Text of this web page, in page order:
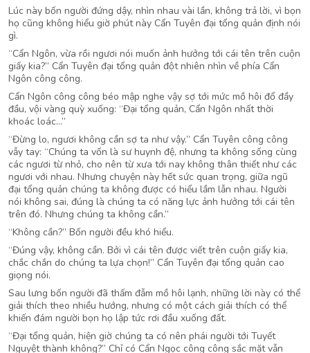
Lúc này bốn người đứng dậy, nhìn nhau vài lần, không trả lời, vì bọn
họ cũng không hiểu giờ phút này Cẩn Tuyên đại tổng quản định nói
gì.
“Cẩn Ngôn, vừa rồi ngươi nói muốn ảnh hưởng tới cái tên trên cuộn
giấy kia?” Cẩn Tuyên đại tổng quản đột nhiên nhìn về phía Cẩn
Ngôn công công.
Cẩn Ngôn công công béo mập nghe vậy sợ tới mức mồ hôi đổ đầy
đầu, vội vàng quỳ xuống: “Đại tổng quản, Cẩn Ngôn nhất thời
khoác loác…”
“Đừng lo, ngươi không cần sợ ta như vậy.” Cẩn Tuyên công công
vẫy tay: “Chúng ta vốn là sư huynh đệ, nhưng ta không sống cùng
các ngươi từ nhỏ, cho nên từ xưa tới nay không thân thiết như các
ngươi với nhau. Nhưng chuyện này hết sức quan trọng, giữa ngũ
đại tổng quản chúng ta không được có hiểu lầm lẫn nhau. Người
nói không sai, đúng là chúng ta có năng lực ảnh hưởng tới cái tên
trên đó. Nhưng chúng ta không cần.”
“Không cần?” Bốn người đều khó hiểu.
“Đúng vậy, không cần. Bởi vì cái tên được viết trên cuộn giấy kia,
chắc chắn do chúng ta lựa chọn!” Cẩn Tuyên đại tổng quản cao
giọng nói.
Sau lưng bốn người đã thấm đẫm mồ hôi lạnh, những lời này có thể
giải thích theo nhiều hướng, nhưng có một cách giải thích có thể
khiến đám người bọn họ lập tức rơi đầu xuống đất.
“Đại tổng quản, hiện giờ chúng ta có nên phái người tới Tuyết
Nguyệt thành không?” Chỉ có Cẩn Ngọc công công sắc mặt vẫn